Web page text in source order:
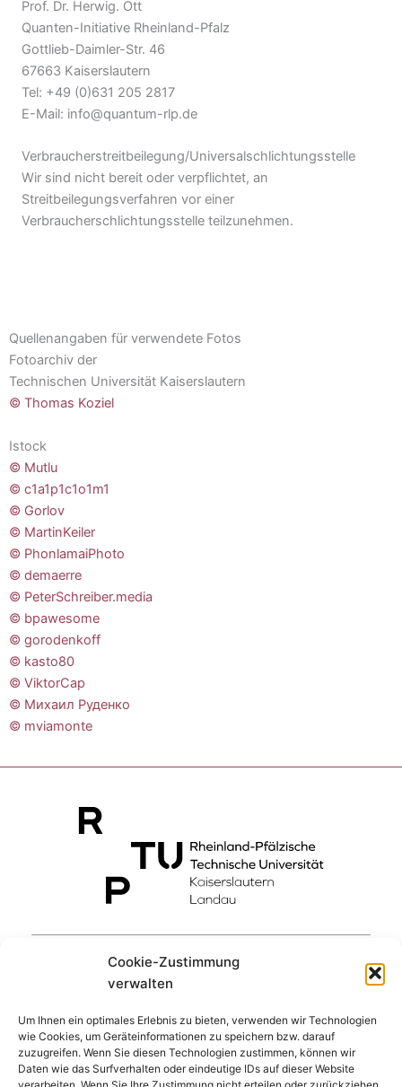
Cookie-Zustimmung
verwalten
Um Ihnen ein optimales Erlebnis zu bieten, verwenden wir Technologien
wie Cookies, um Geräteinformationen zu speichern bzw. darauf
zuzugreifen. Wenn Sie diesen Technologien zustimmen, können wir
Daten wie das Surfverhalten oder eindeutige IDs auf dieser Website
Prof. Dr. Herwig. Ott
Quanten-Initiative Rheinland-Pfalz
Gottlieb-Daimler-Str. 46
67663 Kaiserslautern
Tel: +49 (0)631 205 2817
E-Mail: info@quantum-rlp.de
Verbraucher­streit­beilegung/Universal­schlichtungs­stelle
Wir sind nicht bereit oder verpflichtet, an
Streitbeilegungsverfahren vor einer
Verbraucherschlichtungsstelle teilzunehmen.
Quellenangaben für verwendete Fotos
Fotoarchiv der
Technischen Universität Kaiserslautern
© Thomas Koziel
Istock
© Mutlu
© c1a1p1c1o1m1
© Gorlov
© MartinKeiler
© PhonlamaiPhoto
© demaerre
© PeterSchreiber.media
© bpawesome
© gorodenkoff
© kasto80
© ViktorCap
© Михаил Руденко
© mviamonte